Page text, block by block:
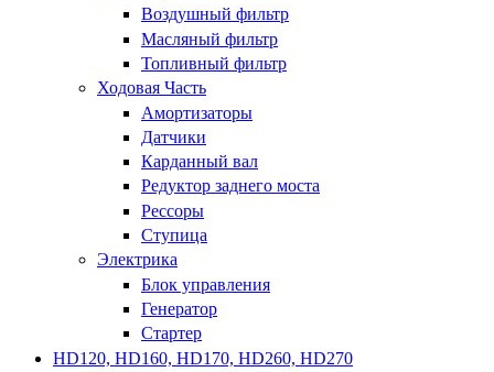
Воздушный фильтр
Масляный фильтр
Топливный фильтр
Ходовая Часть
Амортизаторы
Датчики
Карданный вал
Редуктор заднего моста
Рессоры
Ступица
Электрика
Блок управления
Генератор
Стартер
HD120, HD160, HD170, HD260, HD270